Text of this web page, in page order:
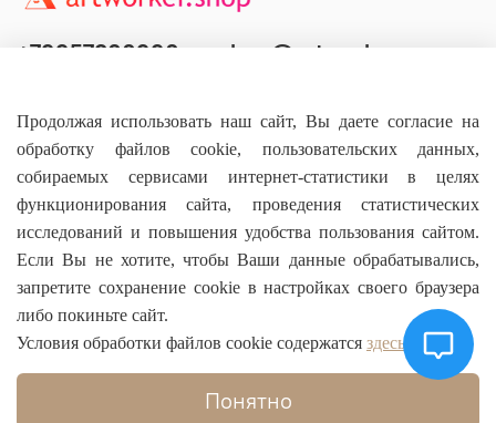
Основное
О магазине
Информация
+79957800990 shop@artworker.pro
Продолжая использовать наш сайт, Вы даете согласие на
обработку файлов cookie, пользовательских данных,
собираемых сервисами интернет-статистики в целях
функционирования сайта, проведения статистических
исследований и повышения удобства пользования сайтом.
Если Вы не хотите, чтобы Ваши данные обрабатывались,
запретите сохранение cookie в настройках своего браузера
либо покиньте сайт.
Условия обработки файлов cookie содержатся здесь
Понятно